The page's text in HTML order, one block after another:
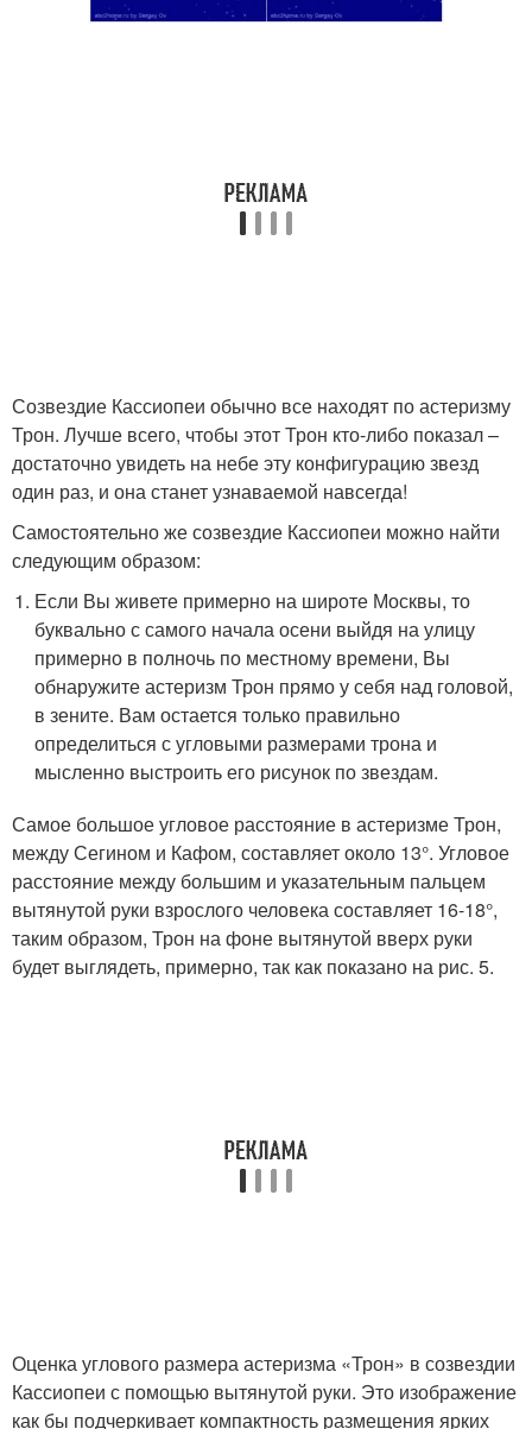
Созвездие Кассиопеи обычно все находят по астеризму
Трон. Лучше всего, чтобы этот Трон кто-либо показал –
достаточно увидеть на небе эту конфигурацию звезд
один раз, и она станет узнаваемой навсегда!
Самостоятельно же созвездие Кассиопеи можно найти
следующим образом:
Если Вы живете примерно на широте Москвы, то
буквально с самого начала осени выйдя на улицу
примерно в полночь по местному времени, Вы
обнаружите астеризм Трон прямо у себя над головой,
в зените. Вам остается только правильно
определиться с угловыми размерами трона и
мысленно выстроить его рисунок по звездам.
Самое большое угловое расстояние в астеризме Трон,
между Сегином и Кафом, составляет около 13°. Угловое
расстояние между большим и указательным пальцем
вытянутой руки взрослого человека составляет 16-18°,
таким образом, Трон на фоне вытянутой вверх руки
будет выглядеть, примерно, так как показано на рис. 5.
Оценка углового размера астеризма «Трон» в созвездии
Кассиопеи с помощью вытянутой руки. Это изображение
как бы подчеркивает компактность размещения ярких